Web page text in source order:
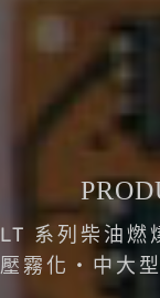
LT 系列柴油
壓霧化・中大型